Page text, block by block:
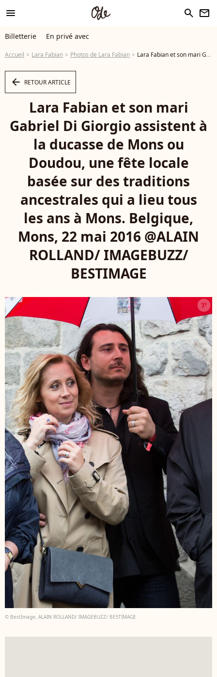
menu search newsletter
Billetterie En privé avec
Accueil Lara Fabian Photos de Lara Fabian Lara Fabian et son mari Gabriel Di Giorgio assistent à la ducasse de Mons ou Doudou, une fête locale basée sur des traditions ancestrales qui a lieu tous les ans à Mons. Belgique, Mons, 22 mai 2016 @ALAIN ROLLAND/ IMAGEBUZZ/ BESTIMAGE - Photo
arrow_left RETOUR ARTICLE
Lara Fabian et son mari
Gabriel Di Giorgio assistent à
la ducasse de Mons ou
Doudou, une fête locale
basée sur des traditions
ancestrales qui a lieu tous
les ans à Mons. Belgique,
Mons, 22 mai 2016 @ALAIN
ROLLAND/ IMAGEBUZZ/
BESTIMAGE
© BestImage, ALAIN ROLLAND/ IMAGEBUZZ/ BESTIMAGE